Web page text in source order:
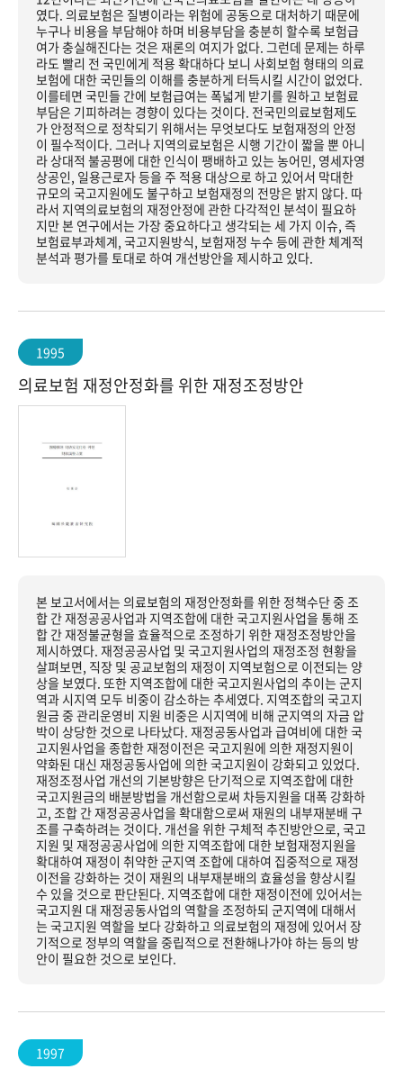
였다. 의료보험은 질병이라는 위험에 공동으로 대처하기 때문에
누구나 비용을 부담해야 하며 비용부담을 충분히 할수록 보험급
여가 충실해진다는 것은 재론의 여지가 없다. 그런데 문제는 하루
라도 빨리 전 국민에게 적용 확대하다 보니 사회보험 형태의 의료
보험에 대한 국민들의 이해를 충분하게 터득시킬 시간이 없었다.
이를테면 국민들 간에 보험급여는 폭넓게 받기를 원하고 보험료
부담은 기피하려는 경향이 있다는 것이다. 전국민의료보험제도
가 안정적으로 정착되기 위해서는 무엇보다도 보험재정의 안정
이 필수적이다. 그러나 지역의료보험은 시행 기간이 짧을 뿐 아니
라 상대적 불공평에 대한 인식이 팽배하고 있는 농어민, 영세자영
상공인, 일용근로자 등을 주 적용 대상으로 하고 있어서 막대한
규모의 국고지원에도 불구하고 보험재정의 전망은 밝지 않다. 따
라서 지역의료보험의 재정안정에 관한 다각적인 분석이 필요하
지만 본 연구에서는 가장 중요하다고 생각되는 세 가지 이슈, 즉
보험료부과체계, 국고지원방식, 보험재정 누수 등에 관한 체계적
분석과 평가를 토대로 하여 개선방안을 제시하고 있다.
1995
의료보험 재정안정화를 위한 재정조정방안
본 보고서에서는 의료보험의 재정안정화를 위한 정책수단 중 조
합 간 재정공공사업과 지역조합에 대한 국고지원사업을 통해 조
합 간 재정불균형을 효율적으로 조정하기 위한 재정조정방안을
제시하였다. 재정공공사업 및 국고지원사업의 재정조정 현황을
살펴보면, 직장 및 공교보험의 재정이 지역보험으로 이전되는 양
상을 보였다. 또한 지역조합에 대한 국고지원사업의 추이는 군지
역과 시지역 모두 비중이 감소하는 추세였다. 지역조합의 국고지
원금 중 관리운영비 지원 비중은 시지역에 비해 군지역의 자금 압
박이 상당한 것으로 나타났다. 재정공동사업과 급여비에 대한 국
고지원사업을 종합한 재정이전은 국고지원에 의한 재정지원이
약화된 대신 재정공동사업에 의한 국고지원이 강화되고 있었다.
재정조정사업 개선의 기본방향은 단기적으로 지역조합에 대한
국고지원금의 배분방법을 개선함으로써 차등지원을 대폭 강화하
고, 조합 간 재정공공사업을 확대함으로써 재원의 내부재분배 구
조를 구축하려는 것이다. 개선을 위한 구체적 추진방안으로, 국고
지원 및 재정공공사업에 의한 지역조합에 대한 보험재정지원을
확대하여 재정이 취약한 군지역 조합에 대하여 집중적으로 재정
이전을 강화하는 것이 재원의 내부재분배의 효율성을 향상시킬
수 있을 것으로 판단된다. 지역조합에 대한 재정이전에 있어서는
국고지원 대 재정공동사업의 역할을 조정하되 군지역에 대해서
는 국고지원 역할을 보다 강화하고 의료보험의 재정에 있어서 장
기적으로 정부의 역할을 중립적으로 전환해나가야 하는 등의 방
안이 필요한 것으로 보인다.
1997